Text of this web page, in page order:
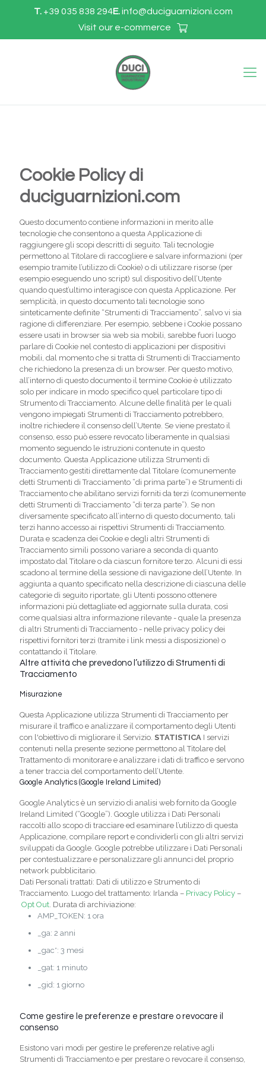
T.+39 035 838 294E.info@duciguarnizioni.com
Visit our e-commerce
Cookie Policy di
duciguarnizioni.com
Questo documento contiene informazioni in merito alle
tecnologie che consentono a questa Applicazione di
raggiungere gli scopi descritti di seguito. Tali tecnologie
permettono al Titolare di raccogliere e salvare informazioni (per
esempio tramite l’utilizzo di Cookie) o di utilizzare risorse (per
esempio eseguendo uno script) sul dispositivo dell’Utente
quando quest’ultimo interagisce con questa Applicazione. Per
semplicità, in questo documento tali tecnologie sono
sinteticamente definite “Strumenti di Tracciamento”, salvo vi sia
ragione di differenziare. Per esempio, sebbene i Cookie possano
essere usati in browser sia web sia mobili, sarebbe fuori luogo
parlare di Cookie nel contesto di applicazioni per dispositivi
mobili, dal momento che si tratta di Strumenti di Tracciamento
che richiedono la presenza di un browser. Per questo motivo,
all’interno di questo documento il termine Cookie è utilizzato
solo per indicare in modo specifico quel particolare tipo di
Strumento di Tracciamento. Alcune delle finalità per le quali
vengono impiegati Strumenti di Tracciamento potrebbero,
inoltre richiedere il consenso dell’Utente. Se viene prestato il
consenso, esso può essere revocato liberamente in qualsiasi
momento seguendo le istruzioni contenute in questo
documento. Questa Applicazione utilizza Strumenti di
Tracciamento gestiti direttamente dal Titolare (comunemente
detti Strumenti di Tracciamento “di prima parte”) e Strumenti di
Tracciamento che abilitano servizi forniti da terzi (comunemente
detti Strumenti di Tracciamento “di terza parte”). Se non
diversamente specificato all’interno di questo documento, tali
terzi hanno accesso ai rispettivi Strumenti di Tracciamento.
Durata e scadenza dei Cookie e degli altri Strumenti di
Tracciamento simili possono variare a seconda di quanto
impostato dal Titolare o da ciascun fornitore terzo. Alcuni di essi
scadono al termine della sessione di navigazione dell’Utente. In
aggiunta a quanto specificato nella descrizione di ciascuna delle
categorie di seguito riportate, gli Utenti possono ottenere
informazioni più dettagliate ed aggiornate sulla durata, così
come qualsiasi altra informazione rilevante - quale la presenza
di altri Strumenti di Tracciamento - nelle privacy policy dei
rispettivi fornitori terzi (tramite i link messi a disposizione) o
contattando il Titolare.
Altre attività che prevedono l’utilizzo di Strumenti di
Tracciamento
Misurazione
Questa Applicazione utilizza Strumenti di Tracciamento per
misurare il traffico e analizzare il comportamento degli Utenti
con l'obiettivo di migliorare il Servizio. STATISTICA I servizi
contenuti nella presente sezione permettono al Titolare del
Trattamento di monitorare e analizzare i dati di traffico e servono
a tener traccia del comportamento dell’Utente.
Google Analytics (Google Ireland Limited)
Google Analytics è un servizio di analisi web fornito da Google
Ireland Limited (“Google”). Google utilizza i Dati Personali
raccolti allo scopo di tracciare ed esaminare l’utilizzo di questa
Applicazione, compilare report e condividerli con gli altri servizi
sviluppati da Google. Google potrebbe utilizzare i Dati Personali
per contestualizzare e personalizzare gli annunci del proprio
network pubblicitario.
Dati Personali trattati: Dati di utilizzo e Strumento di
Tracciamento. Luogo del trattamento: Irlanda – Privacy Policy –
Opt Out. Durata di archiviazione:
AMP_TOKEN: 1 ora
_ga: 2 anni
_gac*: 3 mesi
_gat: 1 minuto
_gid: 1 giorno
Come gestire le preferenze e prestare o revocare il
consenso
Esistono vari modi per gestire le preferenze relative agli
Strumenti di Tracciamento e per prestare o revocare il consenso,